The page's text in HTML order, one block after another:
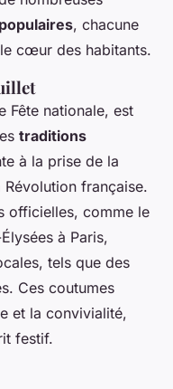
, chacune
cœur des habitants.
Fête nationale, est
traditions
à la prise de la
française.
officielles, comme le
à Paris,
tels que des
Ces coutumes
et la convivialité,
festif.